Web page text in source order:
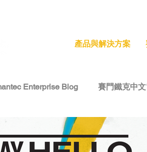
產品與解決方案
Enterprise Blog 賽門鐵克中
Threat Intelligence 技術洞察 Tech